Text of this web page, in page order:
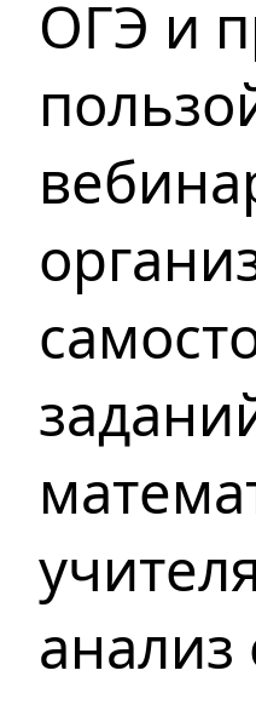
ОГЭ и